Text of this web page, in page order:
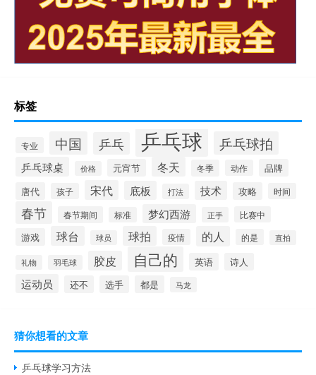
标签
专业 中国 乒乓 乒乓球 乒乓球拍
乒乓球桌 价格 元宵节 冬天 冬季 动作
品牌
唐代
孩子 宋代 底板 打法 技术 攻略 时间
春节 春节期间 标准 梦幻西游 正手 比赛中
游戏 球台 球员 球拍 疫情 的人 的是 直拍
礼物 羽毛球 胶皮 自己的 英语 诗人
运动员 还不 选手 都是 马龙
猜你想看的文章
乒乓球学习方法